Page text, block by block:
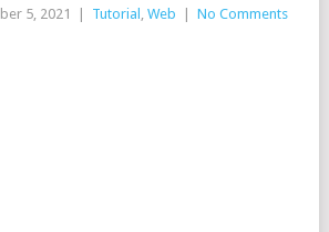
5, 2021 Tutorial , Web No Comments